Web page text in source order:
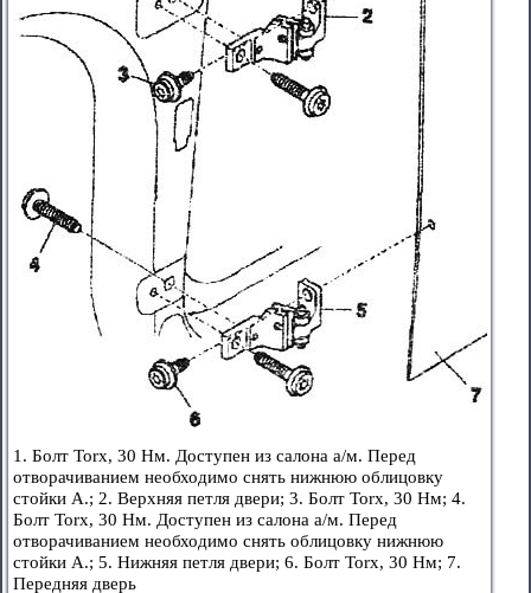
1. Болт Torx, 30 Нм. Доступен из салона а/м. Перед
отворачиванием необходимо снять нижнюю облицовку
стойки А.; 2. Верхняя петля двери; 3. Болт Torx, 30 Нм; 4.
Болт Torx, 30 Нм. Доступен из салона а/м. Перед
отворачиванием необходимо снять облицовку нижнюю
стойки А.; 5. Нижняя петля двери; 6. Болт Torx, 30 Нм; 7.
Передняя дверь